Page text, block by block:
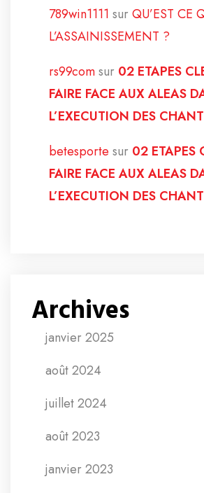
789win1111 surQU’EST CE
L’ASSAINISSEMENT ?
rs99comsur 02 ETAPES
FAIRE FACE AUX ALEAS
L’EXECUTION DES
betesporte sur 02 ETAPES
FAIRE FACE AUX ALEAS
L’EXECUTION DES
Archives
janvier 2025
août 2024
juillet 2024
août 2023
janvier 2023